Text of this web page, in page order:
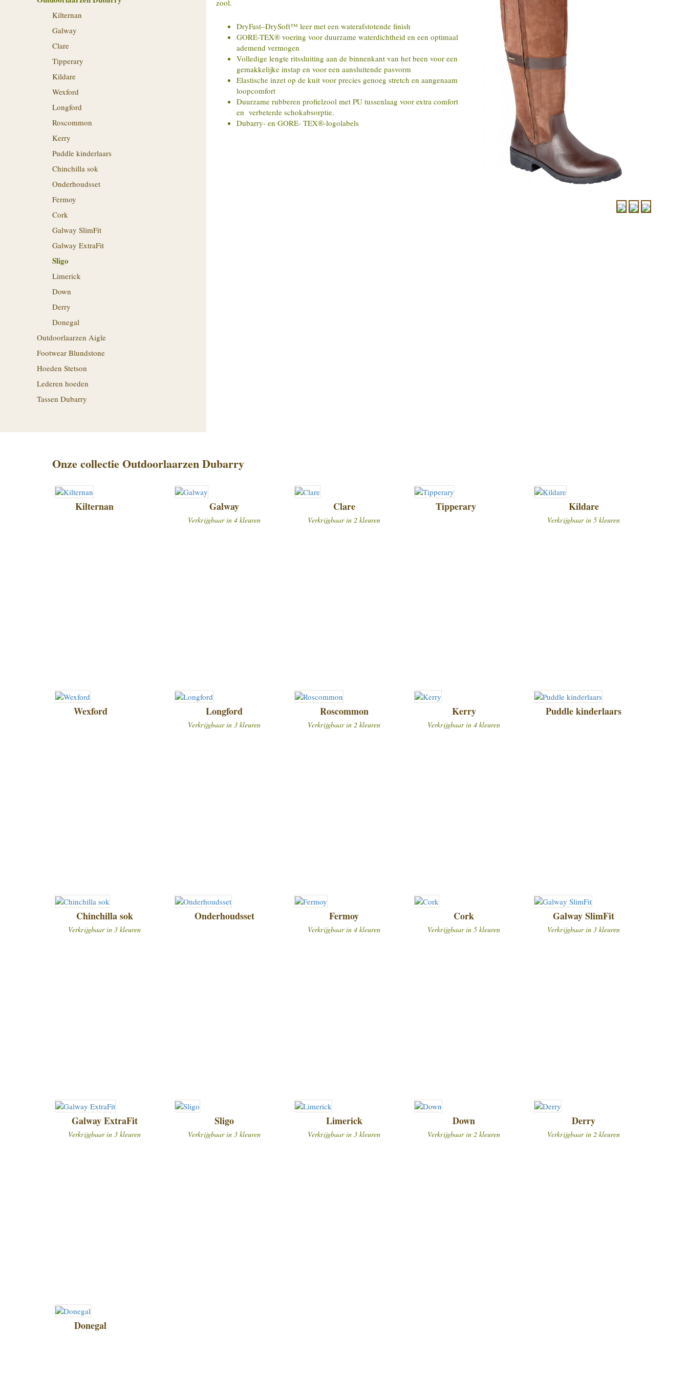
Kilternan
Galway
Clare
Tipperary
Kildare
Wexford
Longford
Roscommon
Kerry
Puddle kinderlaars
Chinchilla sok
Onderhoudsset
Fermoy
Cork
Galway SlimFit
Galway ExtraFit
Sligo
Limerick
Down
Derry
Donegal
Outdoorlaarzen Aigle
Footwear Blundstone
Hoeden Stetson
Lederen hoeden
Tassen Dubarry
zool.
DryFast–DrySoft™ leer met een waterafstotende finish
GORE-TEX® voering voor duurzame waterdichtheid en een optimaal
ademend vermogen
Volledige lengte ritssluiting aan de binnenkant van het been voor een
gemakkelijke instap en voor een aansluitende pasvorm
Elastische inzet op de kuit voor precies genoeg stretch en aangenaam
loopcomfort
Duurzame rubberen profielzool met PU tussenlaag voor extra comfort
en verbeterde schokabsorptie.
Dubarry- en GORE- TEX®-logolabels
Onze collectie Outdoorlaarzen Dubarry
Kilternan Galway
Verkrijgbaar in 4 kleuren
Clare
Verkrijgbaar in 2 kleuren
Tipperary Kildare
Verkrijgbaar in 5 kleuren
Wexford Longford
Verkrijgbaar in 3 kleuren
Roscommon
Verkrijgbaar in 2 kleuren
Kerry
Verkrijgbaar in 4 kleuren
Puddle kinderlaars
Chinchilla sok
Verkrijgbaar in 3 kleuren
Onderhoudsset Fermoy
Verkrijgbaar in 4 kleuren
Cork
Verkrijgbaar in 5 kleuren
Galway SlimFit
Verkrijgbaar in 3 kleuren
Galway ExtraFit
Verkrijgbaar in 3 kleuren
Sligo
Verkrijgbaar in 3 kleuren
Limerick
Verkrijgbaar in 3 kleuren
Down
Verkrijgbaar in 2 kleuren
Derry
Verkrijgbaar in 2 kleuren
Donegal